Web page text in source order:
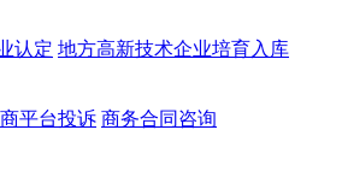
认定 地方高新技术企业培育入库
平台投诉 商务合同咨询